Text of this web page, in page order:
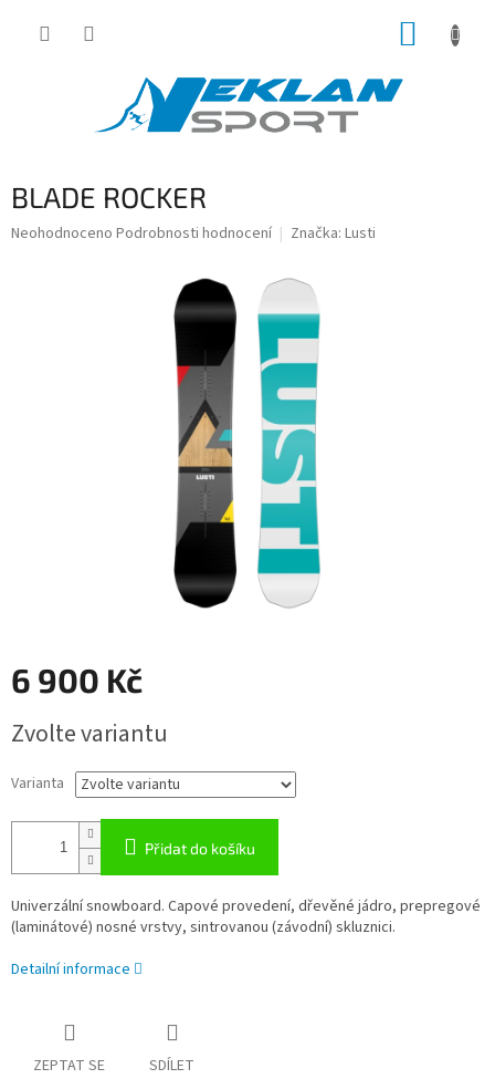
BLADE ROCKER
Průměrné
Neohodnoceno Podrobnosti hodnocení Značka: Lusti
6 900 Kč
cena:
Zvolte variantu
Varianta
Přidat do košíku
Univerzální snowboard. Capové provedení, dřevěné jádro, prepregové
(laminátové) nosné vrstvy, sintrovanou (závodní) skluznici.
Detailní informace
ZEPTAT SE SDÍLET